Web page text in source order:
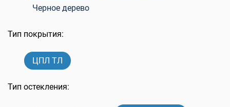
Черное дерево
Тип покрытия:
ЦПЛ ТЛ
Тип остекления: